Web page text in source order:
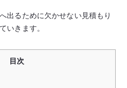
出るために欠かせない見積もり
いきます。
目次